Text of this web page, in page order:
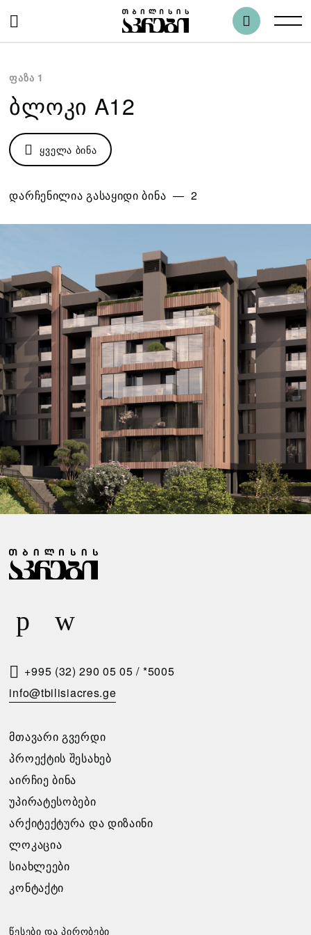
ფაზა 1
ᲑᲚᲝᲙᲘ A12
ᲧᲕᲔᲚᲐ ᲑᲘᲜᲐ
დარჩენილია გასაყიდი ბინა — 2
Ზ
Ა
Ი
Ს
Ო
Თ
Ო
Ვ
Ნ
Ა
გთხოვთ
შეავსოთ
განაცხადი,
ჩვენ
უახლოეს
+995 (32) 290 05 05 / *5005
info@tbilisiacres.ge
ᲛᲗᲐᲕᲐᲠᲘ ᲒᲕᲔᲠᲓᲘ
ᲞᲠᲝᲔᲥᲢᲘᲡ ᲨᲔᲡᲐᲮᲔᲑ
ᲐᲘᲠᲩᲘᲔ ᲑᲘᲜᲐ
ᲣᲞᲘᲠᲐᲢᲔᲡᲝᲑᲔᲑᲘ
ᲐᲠᲥᲘᲢᲔᲥᲢᲣᲠᲐ ᲓᲐ ᲓᲘᲖᲐᲘᲜᲘ
ᲚᲝᲙᲐᲪᲘᲐ
ᲡᲘᲐᲮᲚᲔᲔᲑᲘ
ᲙᲝᲜᲢᲐᲥᲢᲘ
წესები და პირობები